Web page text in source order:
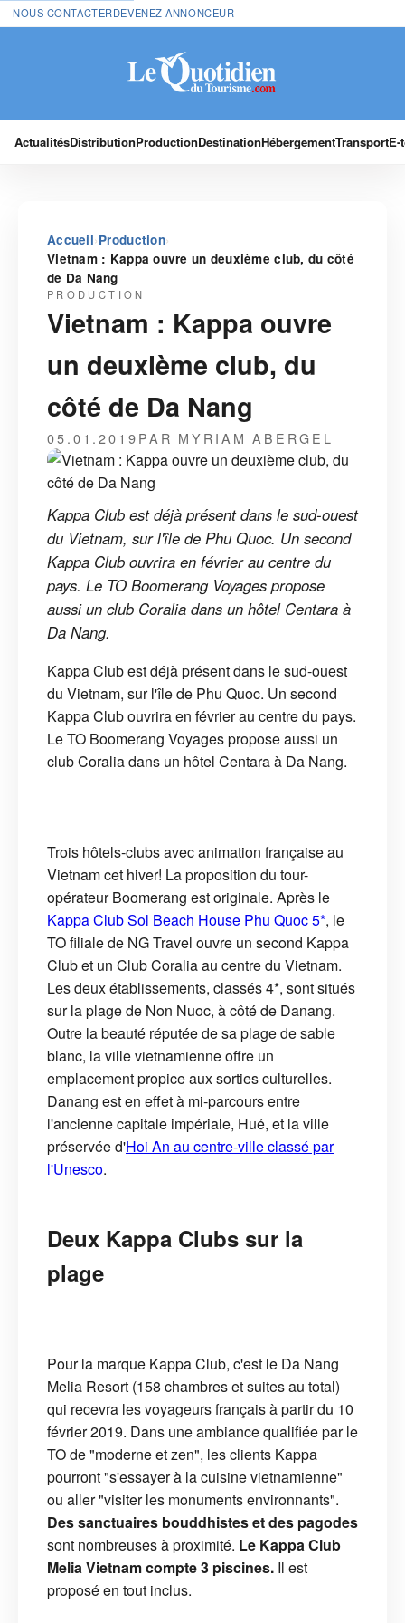
NOUS CONTACTERDEVENEZ ANNONCEUR
ActualitésDistributionProductionDestinationHébergementTransport
Accueil›Production›
Vietnam : Kappa ouvre un deuxième club, du côté
de Da Nang
PRODUCTION
Vietnam : Kappa ouvre
un deuxième club, du
côté de Da Nang
05.01.2019PAR MYRIAM ABERGEL
Kappa Club est déjà présent dans le sud-ouest
du Vietnam, sur l'île de Phu Quoc. Un second
Kappa Club ouvrira en février au centre du
pays. Le TO Boomerang Voyages propose
aussi un club Coralia dans un hôtel Centara à
Da Nang.
Kappa Club est déjà présent dans le sud-ouest
du Vietnam, sur l'île de Phu Quoc. Un second
Kappa Club ouvrira en février au centre du pays.
Le TO Boomerang Voyages propose aussi un
club Coralia dans un hôtel Centara à Da Nang.
Trois hôtels-clubs avec animation française au
Vietnam cet hiver! La proposition du tour-
opérateur Boomerang est originale. Après le
Kappa Club Sol Beach House Phu Quoc 5*, le
TO filiale de NG Travel ouvre un second Kappa
Club et un Club Coralia au centre du Vietnam.
Les deux établissements, classés 4*, sont situés
sur la plage de Non Nuoc, à côté de Danang.
Outre la beauté réputée de sa plage de sable
blanc, la ville vietnamienne offre un
emplacement propice aux sorties culturelles.
Danang est en effet à mi-parcours entre
l'ancienne capitale impériale, Hué, et la ville
préservée d'Hoi An au centre-ville classé par
l'Unesco.
Deux Kappa Clubs sur la
plage
Pour la marque Kappa Club, c'est le Da Nang
Melia Resort (158 chambres et suites au total)
qui recevra les voyageurs français à partir du 10
février 2019. Dans une ambiance qualifiée par le
TO de "moderne et zen", les clients Kappa
pourront "s'essayer à la cuisine vietnamienne"
ou aller "visiter les monuments environnants".
Des sanctuaires bouddhistes et des pagodes
sont nombreuses à proximité. Le Kappa Club
Melia Vietnam compte 3 piscines. Il est
proposé en tout inclus.